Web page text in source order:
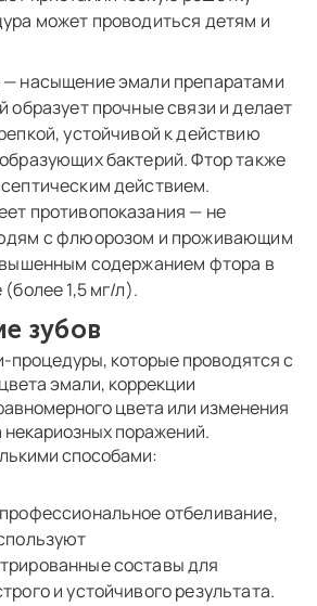
может проводиться детям и
— насыщение эмали препаратами
образует прочные связи и делает
устойчивой к действию
бактерий. Фтор также
действием.
противопоказания — не
с флюорозом и проживающим
содержанием фтора в
1,5 мг/л).
зубов
которые проводятся с
эмали, коррекции
цвета или изменения
некариозных поражений.
способами:
отбеливание,
составы для
и устойчивого результата.